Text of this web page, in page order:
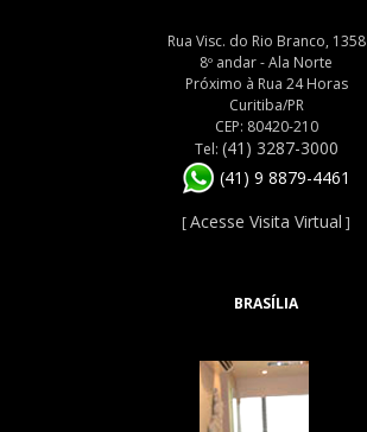
Rua Visc. do Rio Branco, 1358
8º andar - Ala Norte
Próximo à Rua 24 Horas
Curitiba/PR
CEP: 80420-210
Tel: (41) 3287-3000
(41) 9 8879-4461
[Acesse Visita Virtual ]
BRASÍLIA